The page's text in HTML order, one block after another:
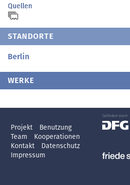
Quellen
STANDORTE
Berlin
WERKE
Projekt
Benutzung
Team
Kooperationen
Kontakt
Datenschutz
Impressum